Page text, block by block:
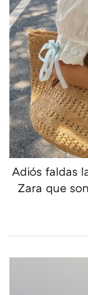
Adiós faldas
Zara que